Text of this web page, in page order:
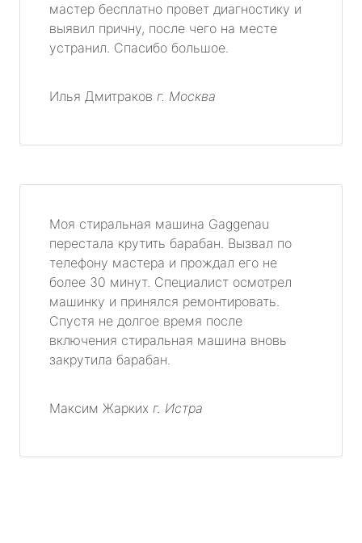
мастер бесплатно провет диагностику и
выявил причну, после чего на месте
устранил. Спасибо большое.
Илья Дмитраков г. Москва
Моя стиральная машина Gaggenau
перестала крутить барабан. Вызвал по
телефону мастера и прождал его не
более 30 минут. Специалист осмотрел
машинку и принялся ремонтировать.
Спустя не долгое время после
включения стиральная машина вновь
закрутила барабан.
Максим Жарких г. Истра